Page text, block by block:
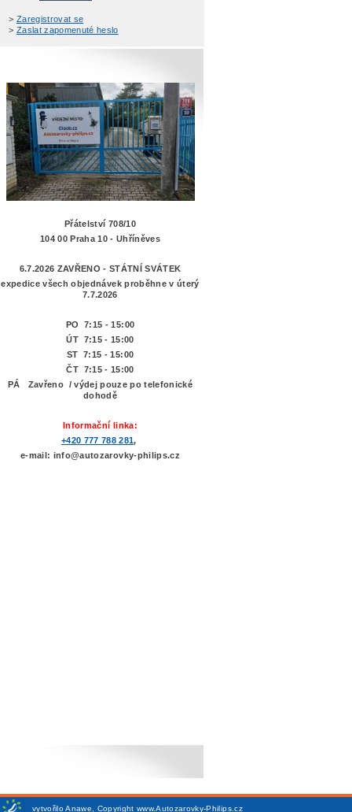
> Zaregistrovat se
> Zaslat zapomenuté heslo
Přátelství 708/10
104 00 Praha 10 - Uhříněves
6.7.2026 ZAVŘENO - STÁTNÍ SVÁTEK
expedice všech objednávek proběhne v úterý
7.7.2026
PO 7:15 - 15:00
ÚT 7:15 - 15:00
ST 7:15 - 15:00
ČT 7:15 - 15:00
PÁ Zavřeno / výdej pouze po telefonické
dohodě
Informační linka:
+420 777 788 281,
e-mail: info@autozarovky-philips.cz
vytvořiloAnawe, Copyright www.Autozarovky-Philips.cz